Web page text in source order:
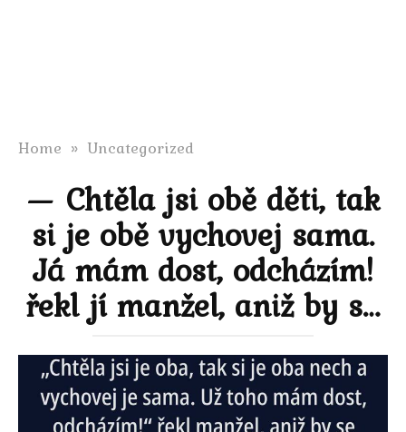
Home » Uncategorized
— Chtěla jsi obě děti, tak
si je obě vychovej sama.
Já mám dost, odcházím!
řekl jí manžel, aniž by s…